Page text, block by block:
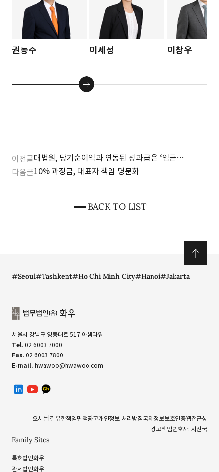
권동주 이세정 이창우
이전글대법원, 당기순이익과 연동된 성과급은 ‘임금
아니다’(파기환송)
BACK TO LIST
다음글10% 과징금, 대표자 책임 명문화
#Seoul#Tashkent#Ho Chi Minh City#Hanoi#Jakarta
서울시 강남구 영동대로 517 아셈타워
Tel. 02 6003 7000
Fax. 02 6003 7800
E-mail. hwawoo@hwawoo.com
Family Sites
특허법인화우
관세법인화우
오시는 길 유한책임면책공고개인정보 처리방침국제정보보호인증웹접근성
광고책임변호사: 시진국